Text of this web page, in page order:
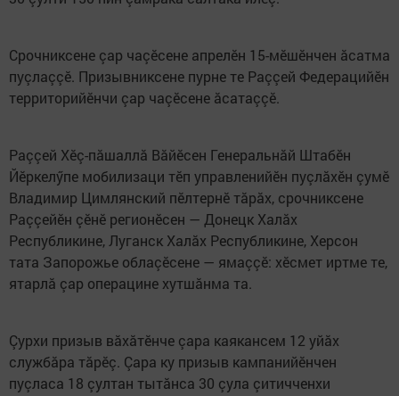
Срочниксене çар чаçӗсене апрелӗн 15-мӗшӗнчен ăсатма
пуçлаççӗ. Призывниксене пурне те Раççей Федерацийӗн
территорийӗнчи çар чаçӗсене ăсатаççӗ.
Раççей Хӗç-пăшаллă Вăйӗсен Генеральнăй Штабӗн
Йӗркелӳпе мобилизаци тӗп управленийӗн пуçлăхӗн çумӗ
Владимир Цимлянский пӗлтернӗ тăрăх, срочниксене
Раççейӗн çӗнӗ регионӗсен — Донецк Халăх
Республикине, Луганск Халăх Республикине, Херсон
тата Запорожье облаçӗсене — ямаççӗ: хӗсмет иртме те,
ятарлă çар операцине хутшăнма та.
Çурхи призыв вăхăтӗнче çара каякансем 12 уйăх
службăра тăрӗç. Çара ку призыв кампанийӗнчен
пуçласа 18 çултан тытăнса 30 çула çитичченхи